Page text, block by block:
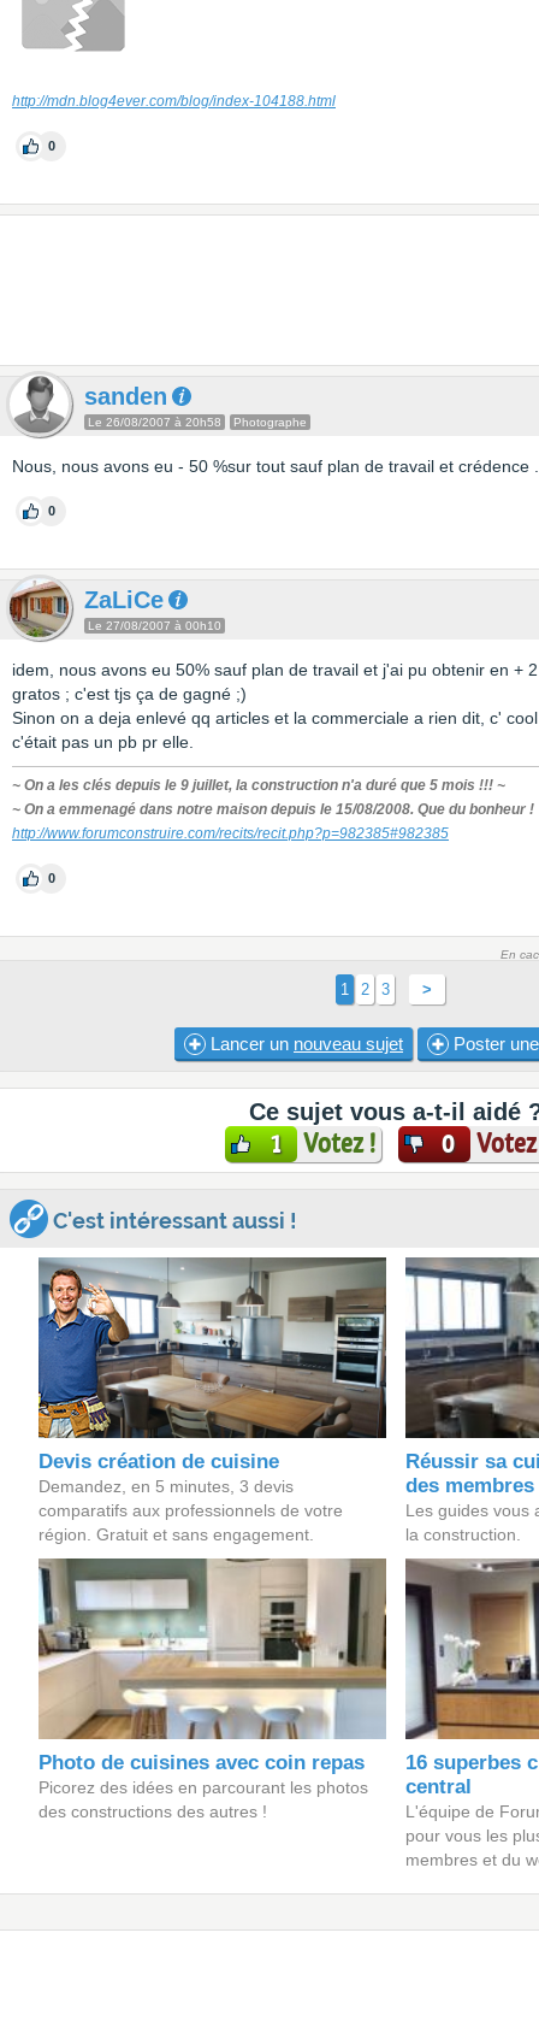
http://mdn.blog4ever.com/blog/index-104188.html
0
sanden
Le 26/08/2007 à 20h58 Photographe
Nous, nous avons eu - 50 %sur tout sauf plan de travail et crédence
0
ZaLiCe
Le 27/08/2007 à 00h10
idem, nous avons eu 50% sauf plan de travail et j'ai pu obtenir en +
gratos ; c'est tjs ça de gagné ;)
Sinon on a deja enlevé qq articles et la commerciale a rien dit, c'
c'était pas un pb pr elle.
~ On a les clés depuis le 9 juillet, la construction n'a duré que 5 mois !!! ~
~ On a emmenagé dans notre maison depuis le 15/08/2008. Que du bonheur !
http://www.forumconstruire.com/recits/recit.php?p=982385#982385
0
En
1 2 3 >
Lancer un nouveau sujet Poster
Ce sujet vous a-t-il aidé
1 Votez ! 0
C'est intéressant aussi !
Devis création de cuisine
Demandez, en 5 minutes, 3 devis
comparatifs aux professionnels de votre
région. Gratuit et sans engagement.
Réussir sa
des membres
Les guides vous
la construction.
Photo de cuisines avec coin repas
Picorez des idées en parcourant les photos
des constructions des autres !
16 superbes
central
L'équipe de
pour vous les
membres et du